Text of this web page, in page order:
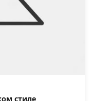
стиле